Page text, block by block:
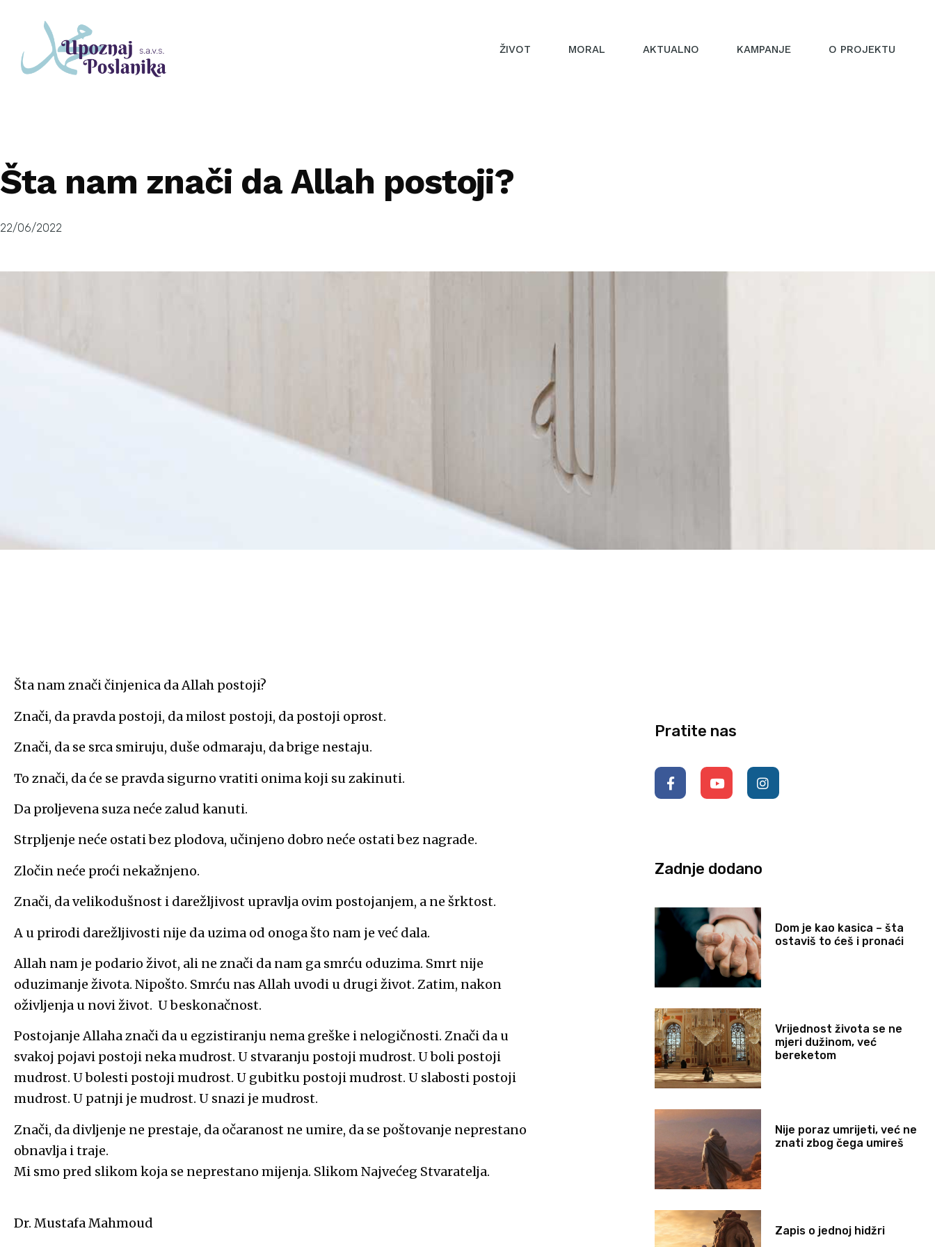
ŽIVOT MORAL AKTUALNO KAMPANJE O PROJEKTU
Šta nam znači da Allah postoji?
22/06/2022
Šta nam znači činjenica da Allah postoji?
Znači, da pravda postoji, da milost postoji, da postoji oprost.
Znači, da se srca smiruju, duše odmaraju, da brige nestaju.
To znači, da će se pravda sigurno vratiti onima koji su zakinuti.
Da proljevena suza neće zalud kanuti.
Strpljenje neće ostati bez plodova, učinjeno dobro neće ostati bez nagrade.
Zločin neće proći nekažnjeno.
Znači, da velikodušnost i darežljivost upravlja ovim postojanjem, a ne šrktost.
A u prirodi darežljivosti nije da uzima od onoga što nam je već dala.
Allah nam je podario život, ali ne znači da nam ga smrću oduzima. Smrt nije
oduzimanje života. Nipošto. Smrću nas Allah uvodi u drugi život. Zatim, nakon
oživljenja u novi život. U beskonačnost.
Postojanje Allaha znači da u egzistiranju nema greške i nelogičnosti. Znači da u
svakoj pojavi postoji neka mudrost. U stvaranju postoji mudrost. U boli postoji
mudrost. U bolesti postoji mudrost. U gubitku postoji mudrost. U slabosti postoji
mudrost. U patnji je mudrost. U snazi je mudrost.
Znači, da divljenje ne prestaje, da očaranost ne umire, da se poštovanje neprestano
obnavlja i traje.
Mi smo pred slikom koja se neprestano mijenja. Slikom Najvećeg Stvaratelja.
Dr. Mustafa Mahmoud
Pratite nas
Zadnje dodano
Dom je kao kasica – šta
ostaviš to ćeš i pronaći
Vrijednost života se ne
mjeri dužinom, već
bereketom
Nije poraz umrijeti, već ne
znati zbog čega umireš
Zapis o jednoj hidžri